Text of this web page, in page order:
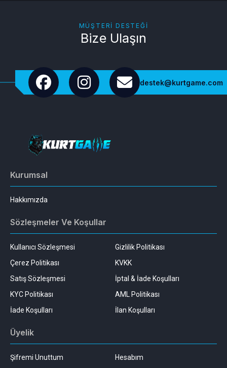
MÜŞTERI DESTEĞI
Bize Ulaşın
destek@kurtgame.com
Kurumsal
Hakkımızda
Sözleşmeler Ve Koşullar
Kullanıcı Sözleşmesi
Gizlilik Politikası
Çerez Politikası
KVKK
Satış Sözleşmesi
İptal & İade Koşulları
KYC Politikası
AML Politikası
İade Koşulları
İlan Koşulları
Üyelik
Şifremi Unuttum
Hesabım